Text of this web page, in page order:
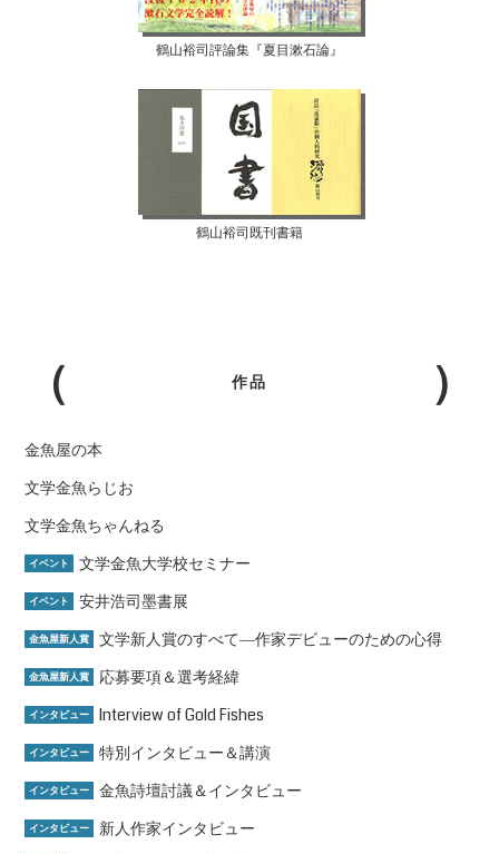
鶴山裕司評論集『夏目漱石論』
鶴山裕司既刊書籍
作品
金魚屋の本
文学金魚らじお
文学金魚ちゃんねる
イベント 文学金魚大学校セミナー
イベント 安井浩司墨書展
金魚屋新人賞 文学新人賞のすべて―作家デビューのための心得
金魚屋新人賞 応募要項＆選考経緯
インタビュー Interview of Gold Fishes
インタビュー 特別インタビュー＆講演
インタビュー 金魚詩壇討議＆インタビュー
インタビュー 新人作家インタビュー